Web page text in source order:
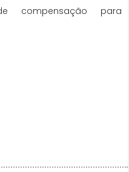
compensação para